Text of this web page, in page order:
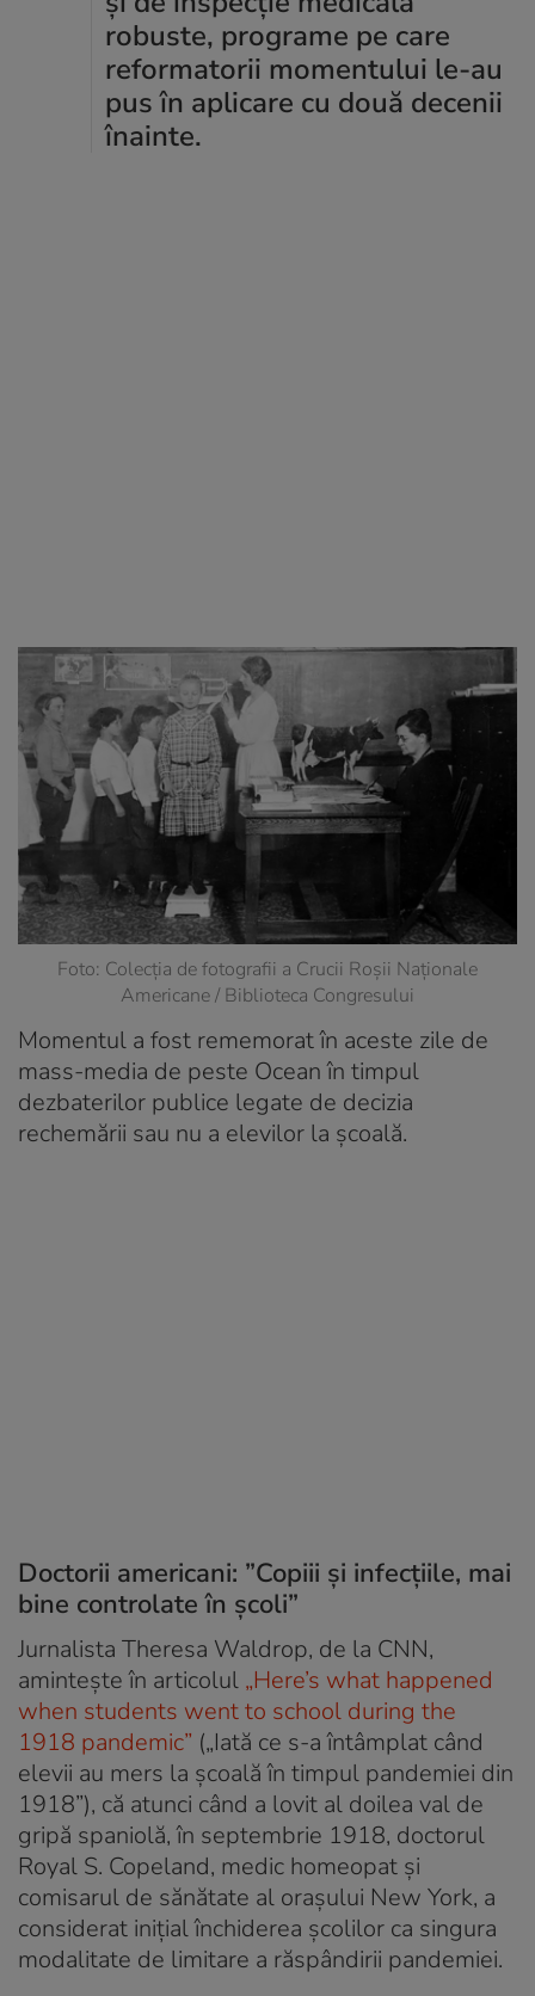
robuste, programe pe care
reformatorii momentului le-au
pus în aplicare cu două decenii
înainte.
Foto: Colecția de fotografii a Crucii Roșii Naționale
Americane / Biblioteca Congresului
Momentul a fost rememorat în aceste zile de
mass-media de peste Ocean în timpul
dezbaterilor publice legate de decizia
rechemării sau nu a elevilor la școală.
Doctorii americani: ”Copiii și infecțiile, mai
bine controlate în școli”
Jurnalista Theresa Waldrop, de la CNN,
amintește în articolul „Here’s what happened
when students went to school during the
1918 pandemic” („Iată ce s-a întâmplat când
elevii au mers la școală în timpul pandemiei din
1918”), că atunci când a lovit al doilea val de
gripă spaniolă, în septembrie 1918, doctorul
Royal S. Copeland, medic homeopat și
comisarul de sănătate al orașului New York, a
considerat inițial închiderea școlilor ca singura
modalitate de limitare a răspândirii pandemiei.